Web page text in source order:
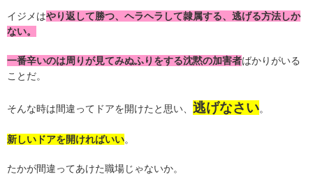
イジメはやり返して勝つ、ヘラヘラして隷属する、逃げる方法しか
ない。
一番辛いのは周りが見てみぬふりをする沈黙の加害者ばかりがいる
ことだ。
そんな時は間違ってドアを開けたと思い、 逃げなさい。
新しいドアを開ければいい。
たかが間違ってあけた職場じゃないか。